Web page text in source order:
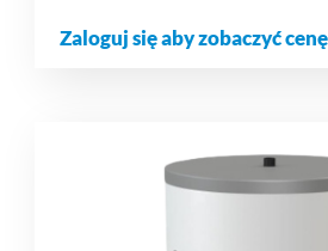
Zaloguj się aby zobaczyć cenę